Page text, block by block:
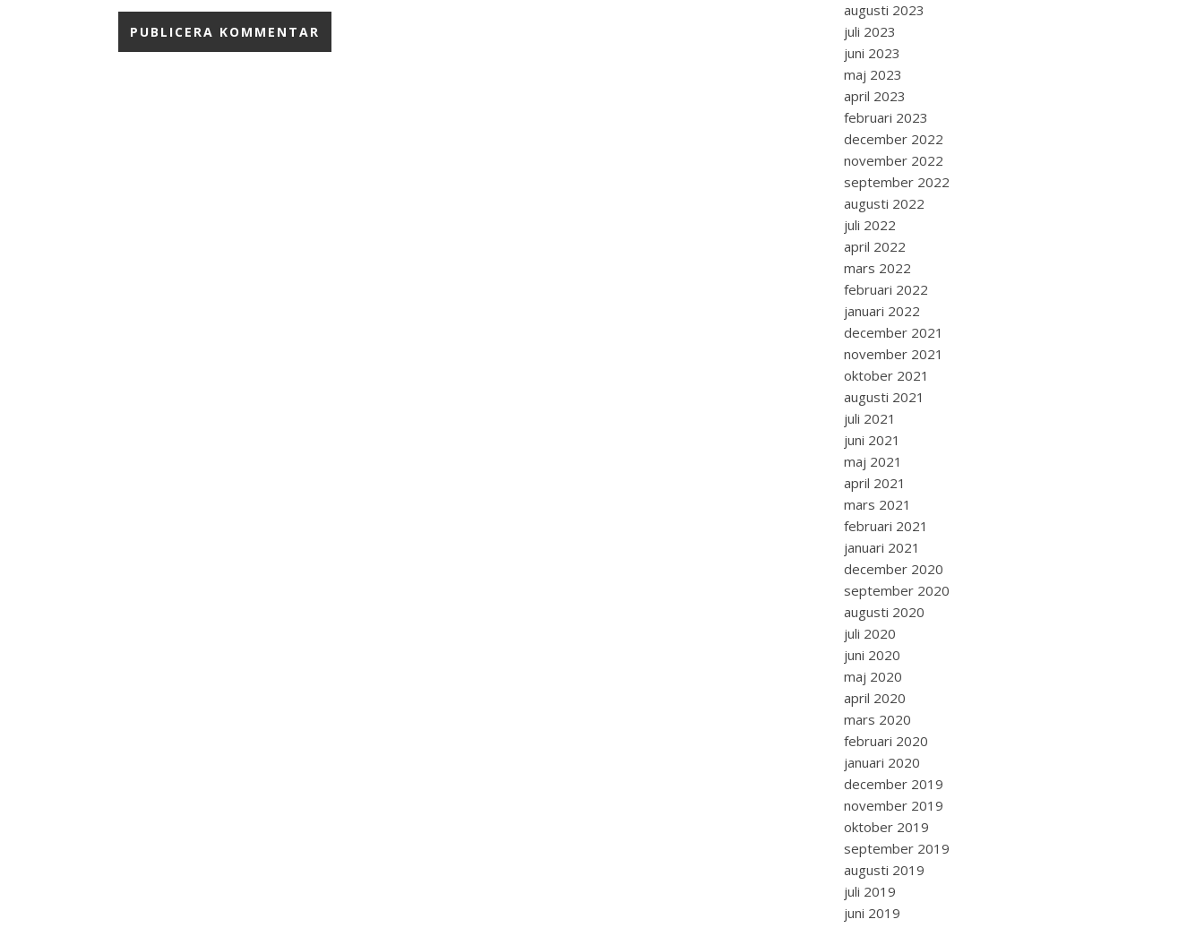
augusti 2023
juli 2023
juni 2023
maj 2023
april 2023
februari 2023
december 2022
november 2022
september 2022
augusti 2022
juli 2022
april 2022
mars 2022
februari 2022
januari 2022
december 2021
november 2021
oktober 2021
augusti 2021
juli 2021
juni 2021
maj 2021
april 2021
mars 2021
februari 2021
januari 2021
december 2020
september 2020
augusti 2020
juli 2020
juni 2020
maj 2020
april 2020
mars 2020
februari 2020
januari 2020
december 2019
november 2019
oktober 2019
september 2019
augusti 2019
juli 2019
juni 2019